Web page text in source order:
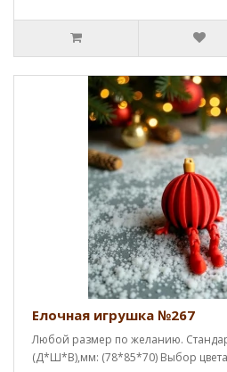
Елочная игрушка №267
Любой размер по желанию.
(Д*Ш*В),мм: (78*85*70) Выбор цвета